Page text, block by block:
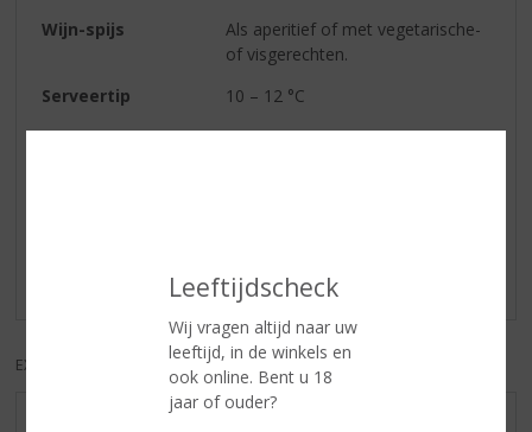
Leeftijdscheck
Wij vragen altijd naar uw
leeftijd, in de winkels en
ook online. Bent u 18
jaar of ouder?
Wijn-spijs
Als aperitief of met vegetarische-
of visgerechten.
Serveertip
10 – 12 °C
Er zijn nog geen reviews geplaatst voor dit product
EXCL. BTW INCL. BTW